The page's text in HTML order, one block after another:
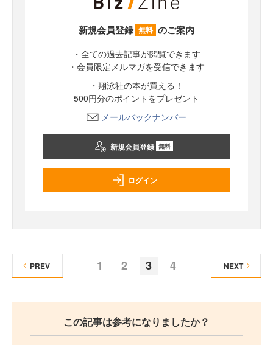
新規会員登録 無料 のご案内
・全ての過去記事が閲覧できます
・会員限定メルマガを受信できます
・翔泳社の本が買える！
500円分のポイントをプレゼント
メールバックナンバー
新規会員登録 無料
ログイン
1 2 3 4
PREV NEXT
この記事は参考になりましたか？